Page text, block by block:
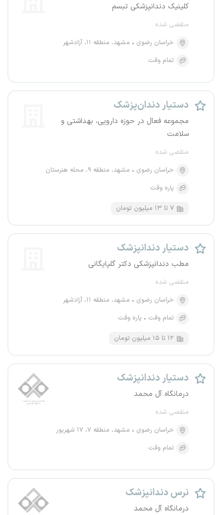
کلینیک دندانپزشکی تبسم
منقضی شده
خراسان رضوی
مشهد، منطقه ۱۱، آزادشهر
تمام وقت
دستیار دندان‌پزشک
مجموعه فعال در حوزه دارویی، بهداشتی و
سلامت
منقضی شده
خراسان رضوی
مشهد، منطقه ۹، محله هنرستان
پاره وقت
۷ تا ۱۳ میلیون تومان
دستیار دندانپزشک
مطب دندانپزشکی دکتر گلپایگانی
منقضی شده
خراسان رضوی
مشهد، منطقه ۱۱، آزادشهر
تمام وقت
پاره وقت
۱۲ تا ۱۵ میلیون تومان
دستیار دندانپزشک
درمانگاه آل محمد
منقضی شده
خراسان رضوی
مشهد، منطقه ۷، ۱۷ شهریور
تمام وقت
نرس دندانپزشک
درمانگاه آل محمد